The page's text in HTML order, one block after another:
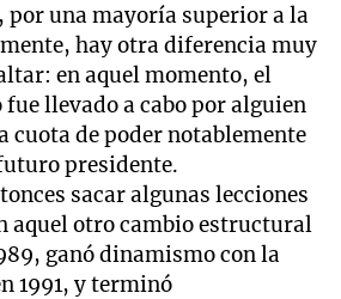
una mayoría superior a la
hay otra diferencia muy
en aquel momento, el
llevado a cabo por alguien
cuota de poder notablemente
presidente.
sacar algunas lecciones
aquel otro cambio estructural
ganó dinamismo con la
1991, y terminó